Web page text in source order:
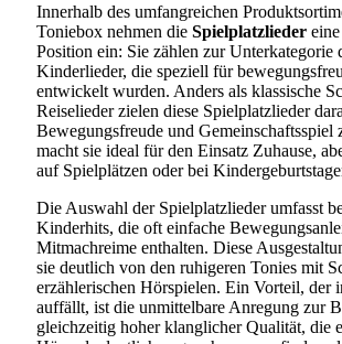
Innerhalb des umfangreichen
Toniebox nehmen die Spielplatzlieder
Position ein: Sie zählen zur Unterkategorie
Kinderlieder, die speziell für
entwickelt wurden. Anders als klassische
Reiselieder zielen diese Spielplatzlieder
Bewegungsfreude und Gemeinschaftsspiel
macht sie ideal für den Einsatz Zuhause,
auf Spielplätzen oder bei
Die Auswahl der Spielplatzlieder umfasst
Kinderhits, die oft einfache
Mitmachreime enthalten. Diese
sie deutlich von den ruhigeren Tonies mit
erzählerischen Hörspielen. Ein Vorteil, der
auffällt, ist die unmittelbare Anregung zur
gleichzeitig hoher klanglicher Qualität, die